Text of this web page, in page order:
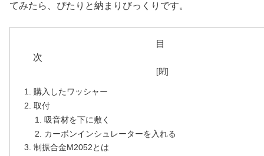
てみたら、ぴたりと納まりびっくりです。
目
購入したワッシャー
取付
吸音材を下に敷く
カーボンインシュレーターを入れる
制振合金M2052とは